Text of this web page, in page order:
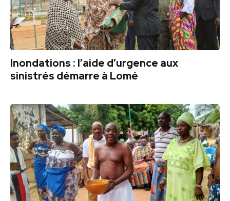
Inondations : l’aide d’urgence aux
sinistrés démarre à Lomé